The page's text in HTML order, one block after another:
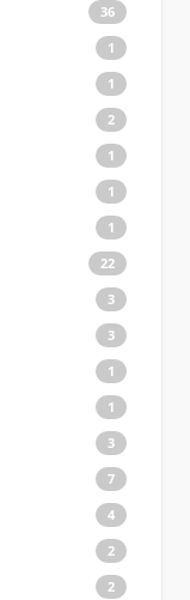
36
1
1
2
1
1
1
22
3
3
1
1
3
7
4
2
2